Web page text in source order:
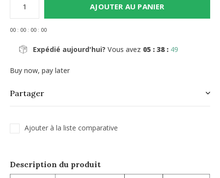
AJOUTER AU PANIER
00 : 00 : 00 : 00
Expédié aujourd'hui? Vous avez 05 : 38 : 48
Buy now, pay later
Partager
Ajouter à la liste comparative
Description du produit